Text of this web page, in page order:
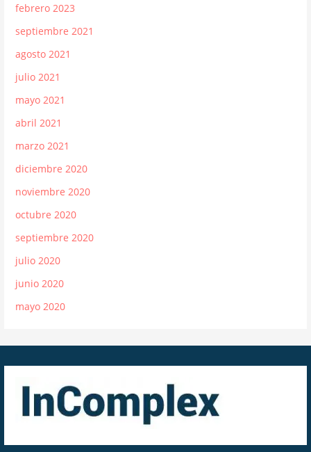
febrero 2023
septiembre 2021
agosto 2021
julio 2021
mayo 2021
abril 2021
marzo 2021
diciembre 2020
noviembre 2020
octubre 2020
septiembre 2020
julio 2020
junio 2020
mayo 2020